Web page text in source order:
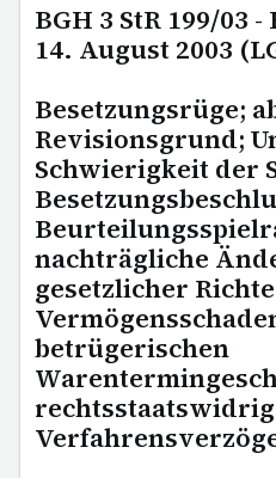
BGH 3 StR 199/03
14. August 2003
Besetzungsrüge;
Revisionsgrund;
Schwierigkeit der
nachträgliche
gesetzlicher
betrügerischen